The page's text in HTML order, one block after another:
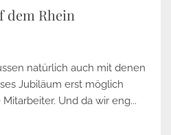
dem Rhein
natürlich auch mit denen
Jubiläum erst möglich
Und da wir eng...